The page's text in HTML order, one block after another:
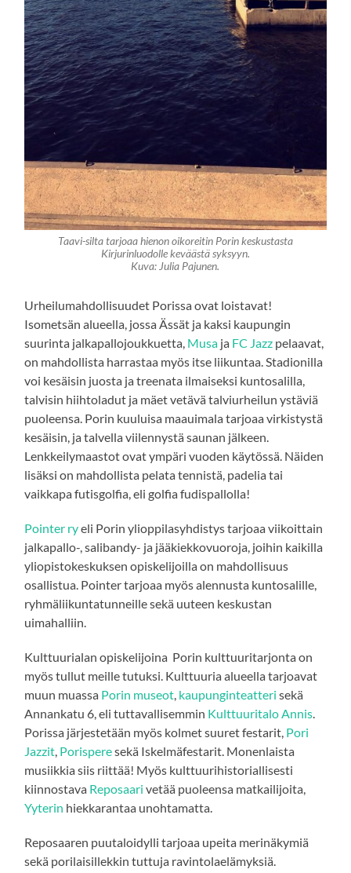
Taavi-silta tarjoaa hienon oikoreitin Porin keskustasta
Kirjurinluodolle keväästä syksyyn.
Kuva: Julia Pajunen.
Urheilumahdollisuudet Porissa ovat loistavat!
Isometsän alueella, jossa Ässät ja kaksi kaupungin
suurinta jalkapallojoukkuetta, Musa ja FC Jazz pelaavat,
on mahdollista harrastaa myös itse liikuntaa. Stadionilla
voi kesäisin juosta ja treenata ilmaiseksi kuntosalilla,
talvisin hiihtoladut ja mäet vetävä talviurheilun ystäviä
puoleensa. Porin kuuluisa maauimala tarjoaa virkistystä
kesäisin, ja talvella viilennystä saunan jälkeen.
Lenkkeilymaastot ovat ympäri vuoden käytössä. Näiden
lisäksi on mahdollista pelata tennistä, padelia tai
vaikkapa futisgolfia, eli golfia fudispallolla!
Pointer ryeli Porin ylioppilasyhdistys tarjoaa viikoittain
jalkapallo-, salibandy- ja jääkiekkovuoroja, joihin kaikilla
yliopistokeskuksen opiskelijoilla on mahdollisuus
osallistua. Pointer tarjoaa myös alennusta kuntosalille,
ryhmäliikuntatunneille sekä uuteen keskustan
uimahalliin.
Kulttuurialan opiskelijoina Porin kulttuuritarjonta on
myös tullut meille tutuksi. Kulttuuria alueella tarjoavat
muun muassa Porin museot, kaupunginteatteri sekä
Annankatu 6, eli tuttavallisemmin Kulttuuritalo Annis.
Porissa järjestetään myös kolmet suuret festarit, Pori
Jazzit, Porisperesekä Iskelmäfestarit. Monenlaista
musiikkia siis riittää! Myös kulttuurihistoriallisesti
kiinnostava Reposaari vetää puoleensa matkailijoita,
Yyterin hiekkarantaa unohtamatta.
Reposaaren puutaloidylli tarjoaa upeita merinäkymiä
sekä porilaisillekkin tuttuja ravintolaelämyksiä.